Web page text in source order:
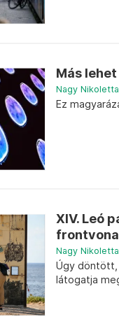
Más
Nagy Nikoletta
Ez
XIV. Leó
Nagy Nikoletta
Úgy döntött,
látogatja